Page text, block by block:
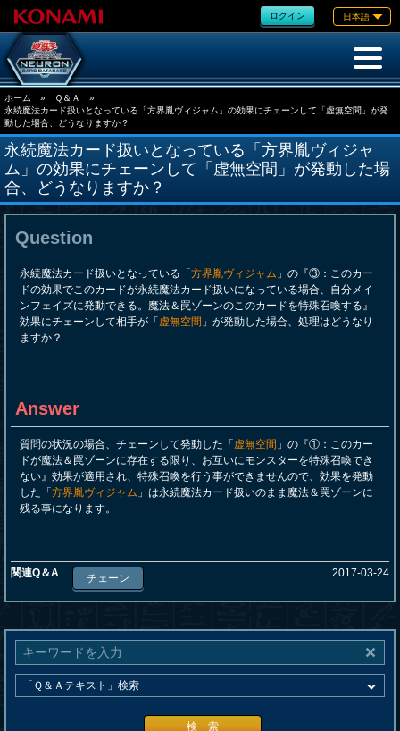
ログイン 日本語
ホーム » Ｑ＆Ａ
»
永続魔法カード扱いとなっている「方界胤ヴィジャム」の効果にチェーンして「虚無空間」が発
動した場合、どうなりますか？
永続魔法カード扱いとなっている「方界胤ヴィジャ
ム」の効果にチェーンして「虚無空間」が発動した場
合、どうなりますか？
Question
永続魔法カード扱いとなっている「 方界胤ヴィジャム 」の『③：このカー
ドの効果でこのカードが永続魔法カード扱いになっている場合、自分メイ
ンフェイズに発動できる。魔法＆罠ゾーンのこのカードを特殊召喚する』
効果にチェーンして相手が「 虚無空間 」が発動した場合、処理はどうなり
ますか？
Answer
質問の状況の場合、チェーンして発動した「 虚無空間 」の『①：このカー
ドが魔法＆罠ゾーンに存在する限り、お互いにモンスターを特殊召喚でき
ない』効果が適用され、特殊召喚を行う事ができませんので、効果を発動
した「 方界胤ヴィジャム 」は永続魔法カード扱いのまま魔法＆罠ゾーンに
残る事になります。
関連Q＆A チェーン 2017-03-24
検 索